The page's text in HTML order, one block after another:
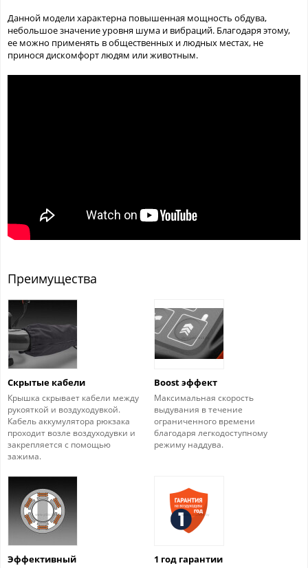
Данной модели характерна повышенная мощность обдува,
небольшое значение уровня шума и вибраций. Благодаря этому,
ее можно применять в общественных и людных местах, не
принося дискомфорт людям или животным.
Преимущества
Скрытые кабели
Крышка скрывает кабели между
рукояткой и воздуходувкой.
Кабель аккумулятора рюкзака
проходит возле воздуходувки и
закрепляется с помощью
зажима.
Boost эффект
Максимальная скорость
выдувания в течение
ограниченного времени
благодаря легкодоступному
режиму наддува.
Эффективный
1 год гарантии